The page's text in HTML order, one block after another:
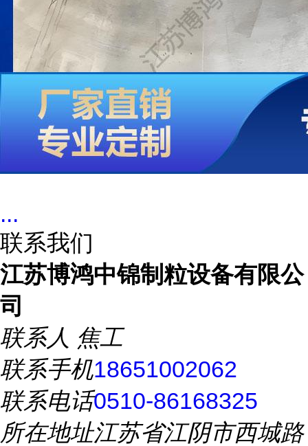
...
联系我们
江苏博鸿中锦制粒设备有限公
司
联系人 焦工
联系手机18651002062
联系电话0510-86168325
所在地址江苏省江阴市西城路